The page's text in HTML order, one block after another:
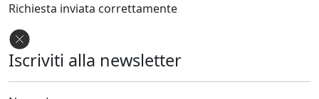
Richiesta inviata correttamente
Iscriviti alla newsletter